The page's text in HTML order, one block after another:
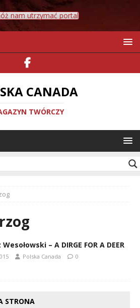
nam utrzymać portal
CANADA
TWÓRCZY
– A DIRGE FOR A DEER
Polska Canada 0
STRONA